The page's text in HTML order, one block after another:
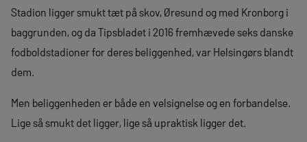
Stadion ligger smukt tæt på skov, Øresund og med Kronborg i
baggrunden, og da Tipsbladet i 2016 fremhævede seks danske
fodboldstadioner for deres beliggenhed, var Helsingørs blandt
dem.
Men beliggenheden er både en velsignelse og en forbandelse.
Lige så smukt det ligger, lige så upraktisk ligger det.